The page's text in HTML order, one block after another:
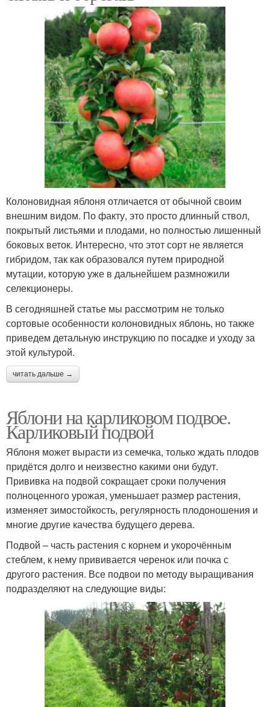
Колоновидная яблоня отличается от обычной своим
внешним видом. По факту, это просто длинный ствол,
покрытый листьями и плодами, но полностью лишенный
боковых веток. Интересно, что этот сорт не является
гибридом, так как образовался путем природной
мутации, которую уже в дальнейшем размножили
селекционеры.
В сегодняшней статье мы рассмотрим не только
сортовые особенности колоновидных яблонь, но также
приведем детальную инструкцию по посадке и уходу за
этой культурой.
читать дальше →
Яблони на карликовом подвое.
Карликовый подвой
Яблоня может вырасти из семечка, только ждать плодов
придётся долго и неизвестно какими они будут.
Прививка на подвой сокращает сроки получения
полноценного урожая, уменьшает размер растения,
изменяет зимостойкость, регулярность плодоношения и
многие другие качества будущего дерева.
Подвой – часть растения с корнем и укорочённым
стеблем, к нему прививается черенок или почка с
другого растения. Все подвои по методу выращивания
подразделяют на следующие виды: